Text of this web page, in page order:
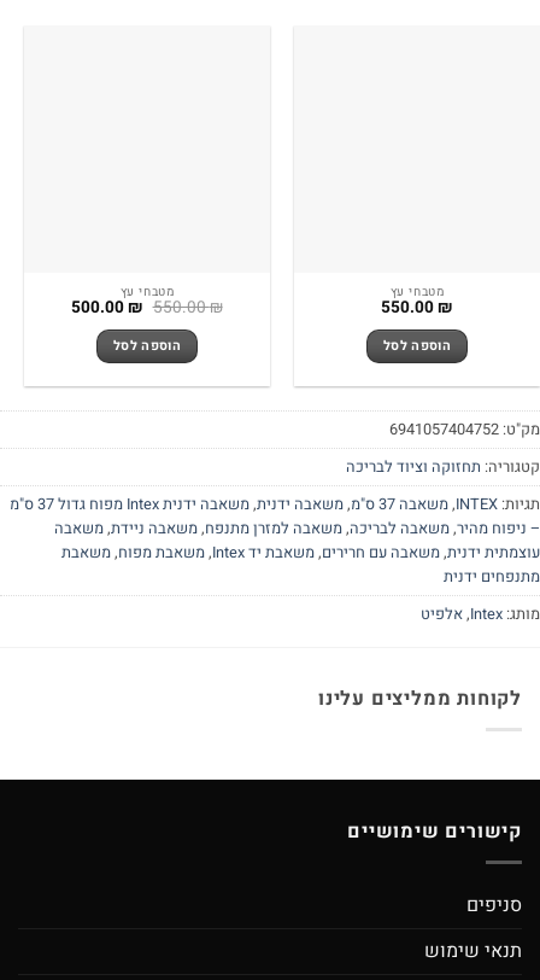
מטבחי עץ
550.00₪
הוספה לסל
מטבחי עץ
550.00₪ המחיר
היה:
550.00 ₪.
500.00₪ המחיר
הוספה לסל
6941057404752
תחזוקה וציוד לבריכה
INTEX
,משאבה 37 ס"מ ,משאבה ידנית,
משאבה ידנית Intex מפוח גדול 37 ס"מ
מהיר,משאבה לבריכה,משאבה למזרן מתנפח,משאבה ניידת,משאבה
ידנית,משאבה עם חרירים,משאבת יד Intex ,משאבת מפוח,משאבת
ידנית
Intex
,אלפיט
לקוחות ממליצים עלינו
קישורים שימושיים
סניפים
תנאי שימוש